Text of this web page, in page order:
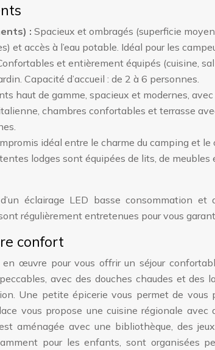
: Spacieux et ombragés (superficie
et accès à l’eau potable. Idéal pour les
et entièrement équipés (cuisine,
Capacité d’accueil : de 2 à 6 personnes.
haut de gamme, spacieux et modernes,
chambres confortables et terrasse
idéal entre le charme du camping et le
lodges sont équipées de lits, de meubles
éclairage LED basse consommation et
régulièrement entretenues pour vous
confort
œuvre pour vous offrir un séjour
avec des douches chaudes et des
Une petite épicerie vous permet de vous
vous propose une cuisine régionale avec
aménagée avec une bibliothèque, des
pour les enfants, sont organisées